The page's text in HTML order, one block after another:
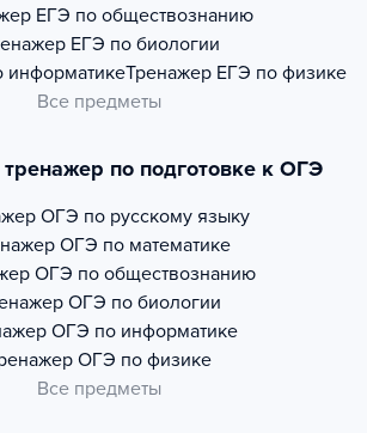
ЕГЭ по обществознанию
ЕГЭ по биологии
информатикеТренажер ЕГЭ по физике
Все предметы
по подготовке к ОГЭ
ОГЭ по русскому языку
ОГЭ по математике
ОГЭ по обществознанию
ОГЭ по биологии
ОГЭ по информатике
ОГЭ по физике
Все предметы